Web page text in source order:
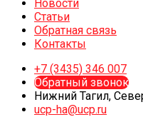
Новости
Статьи
Обратная связь
Контакты
+7 (3435) 346 007
Обратный звонок
Нижний Тагил,
ucp-ha@ucp.ru